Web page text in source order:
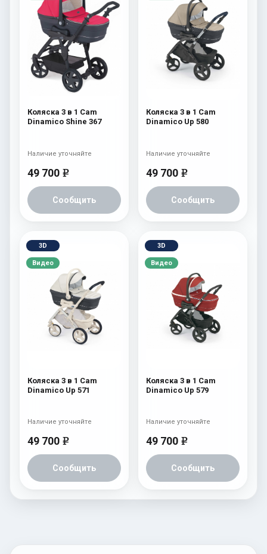
Коляска 3 в 1 Cam
Dinamico Shine 367
49 700 e
Сообщить
Наличие уточняйте
Коляска 3 в 1 Cam
Dinamico Up 580
49 700 e
Сообщить
Наличие уточняйте
3D
Видео
Коляска 3 в 1 Cam
Dinamico Up 571
49 700 e
Сообщить
Наличие уточняйте
3D
Видео
Коляска 3 в 1 Cam
Dinamico Up 579
49 700 e
Сообщить
Наличие уточняйте